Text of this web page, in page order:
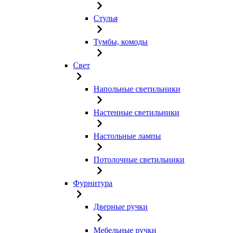
Стулья
Тумбы, комоды
Свет
Напольные светильники
Настенные светильники
Настольные лампы
Потолочные светильники
Фурнитура
Дверные ручки
Мебельные ручки